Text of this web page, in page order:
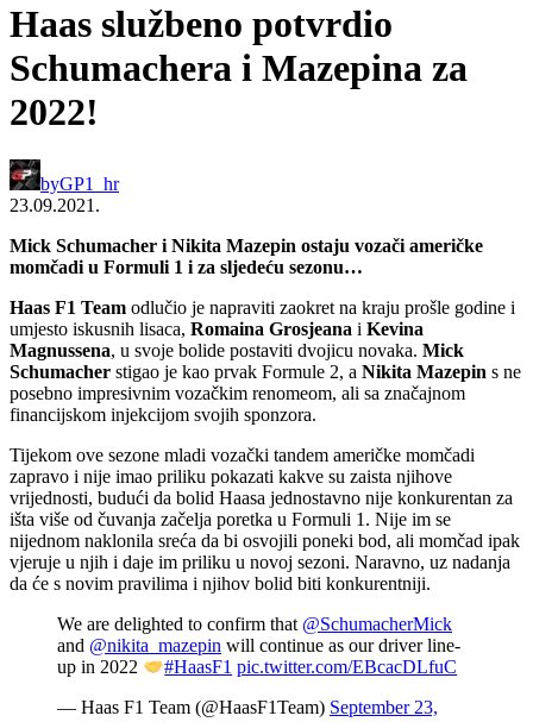
Haas službeno potvrdio
Schumachera i Mazepina za
2022!
byGP1_hr
23.09.2021.
Mick Schumacher i Nikita Mazepin ostaju vozači američke
momčadi u Formuli 1 i za sljedeću sezonu…
Haas F1 Team odlučio je napraviti zaokret na kraju prošle godine i
umjesto iskusnih lisaca, Romaina Grosjeana i Kevina
Magnussena, u svoje bolide postaviti dvojicu novaka. Mick
Schumacher stigao je kao prvak Formule 2, a Nikita Mazepin s ne
posebno impresivnim vozačkim renomeom, ali sa značajnom
financijskom injekcijom svojih sponzora.
Tijekom ove sezone mladi vozački tandem američke momčadi
zapravo i nije imao priliku pokazati kakve su zaista njihove
vrijednosti, budući da bolid Haasa jednostavno nije konkurentan za
išta više od čuvanja začelja poretka u Formuli 1. Nije im se
nijednom naklonila sreća da bi osvojili poneki bod, ali momčad ipak
vjeruje u njih i daje im priliku u novoj sezoni. Naravno, uz nadanja
da će s novim pravilima i njihov bolid biti konkurentniji.
We are delighted to confirm that @SchumacherMick
and @nikita_mazepin will continue as our driver line-
up in 2022
#HaasF1 pic.twitter.com/EBcacDLfuC
— Haas F1 Team (@HaasF1Team) September 23,